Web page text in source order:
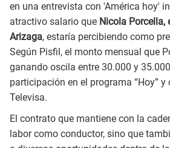
en una entrevista con 'América hoy'
atractivo salario que Nicola Porcella,
Arizaga, estaría percibiendo como
Según Pisfil, el monto mensual que
ganando oscila entre 30.000 y
participación en el programa “Hoy”
Televisa.
El contrato que mantiene con la
labor como conductor, sino que